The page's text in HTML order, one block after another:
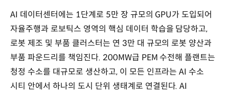
AI 데이터센터에는 1단계로 5만 장 규모의 GPU가 도입되어
자율주행과 로보틱스 영역의 핵심 데이터 학습을 담당하고,
로봇 제조 및 부품 클러스터는 연 3만 대 규모의 로봇 양산과
부품 파운드리를 책임진다. 200MW급 PEM 수전해 플랜트는
청정 수소를 대규모로 생산하고, 이 모든 인프라는 AI 수소
시티 안에서 하나의 도시 단위 생태계로 연결된다. AI